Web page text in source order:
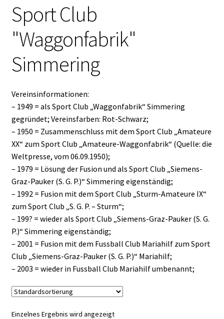
Sport Club
"Waggonfabrik"
Simmering
Vereinsinformationen:
– 1949 = als Sport Club „Waggonfabrik“ Simmering
gegründet; Vereinsfarben: Rot-Schwarz;
– 1950 = Zusammenschluss mit dem Sport Club „Amateure
XX“ zum Sport Club „Amateure-Waggonfabrik“ (Quelle: die
Weltpresse, vom 06.09.1950);
– 1979 = Lösung der Fusion und als Sport Club „Siemens-
Graz-Pauker (S. G. P.)“ Simmering eigenständig;
– 1992 = Fusion mit dem Sport Club „Sturm-Amateure IX“
zum Sport Club „S. G. P. – Sturm“;
– 199? = wieder als Sport Club „Siemens-Graz-Pauker (S. G.
P.)“ Simmering eigenständig;
– 2001 = Fusion mit dem Fussball Club Mariahilf zum Sport
Club „Siemens-Graz-Pauker (S. G. P.)“ Mariahilf;
– 2003 = wieder in Fussball Club Mariahilf umbenannt;
Einzelnes Ergebnis wird angezeigt